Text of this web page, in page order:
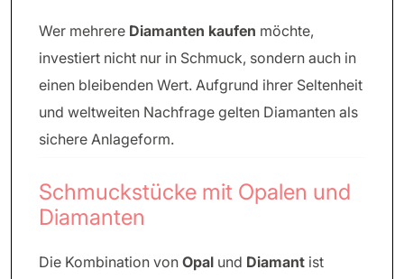
Wer mehrere Diamanten kaufen möchte,
investiert nicht nur in Schmuck, sondern auch in
einen bleibenden Wert. Aufgrund ihrer Seltenheit
und weltweiten Nachfrage gelten Diamanten als
sichere Anlageform.
Schmuckstücke mit Opalen und
Diamanten
Die Kombination von Opal und Diamant ist